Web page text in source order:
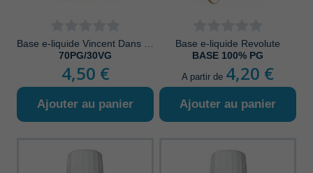
70PG/30VG
4,50 €
Ajouter au panier
Base e-liquide Revolute
BASE 100% PG
A partir de 4,20 €
Ajouter au panier